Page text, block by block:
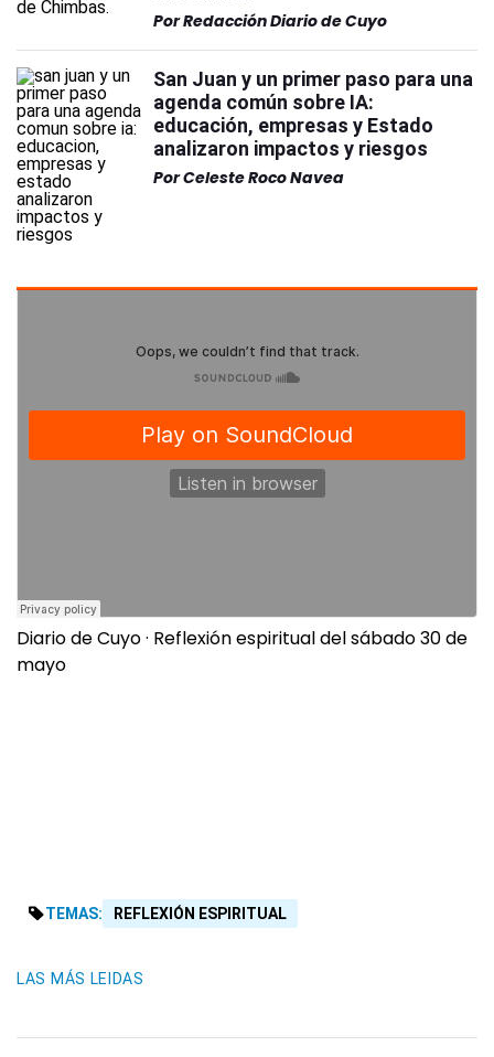
PorRedacción Diario de Cuyo
San Juan y un primer paso para una
agenda común sobre IA:
educación, empresas y Estado
analizaron impactos y riesgos
PorCeleste Roco Navea
Diario de Cuyo· Reflexión espiritual del sábado 30 de
mayo
TEMAS: REFLEXIÓN ESPIRITUAL
LAS MÁS LEIDAS